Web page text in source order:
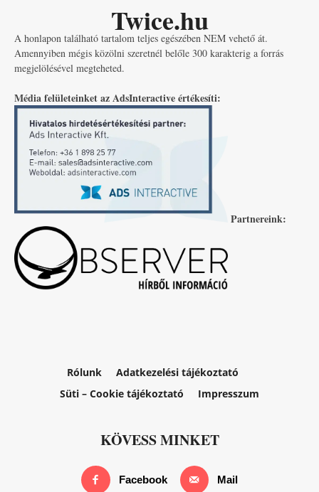
Twice.hu
A honlapon található tartalom teljes egészében NEM vehető át.
Amennyiben mégis közölni szeretnél belőle 300 karakterig a forrás
megjelölésével megteheted.
Média felületeinket az AdsInteractive értékesíti:
Partnereink:
Rólunk
Adatkezelési tájékoztató
Süti – Cookie tájékoztató
Impresszum
KÖVESS MINKET
Facebook Mail